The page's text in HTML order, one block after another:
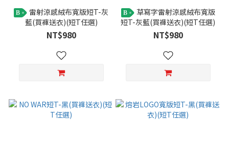
B
藍(買褲送衣)(短T任選)
NT$980
B
短T-灰藍(買褲送衣)(短T任選)
NT$980